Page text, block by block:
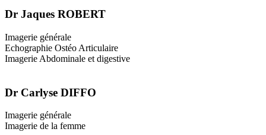
Dr Jaques ROBERT
Imagerie générale
Echographie Ostéo Articulaire
Imagerie Abdominale et digestive
Dr Carlyse DIFFO
Imagerie générale
Imagerie de la femme